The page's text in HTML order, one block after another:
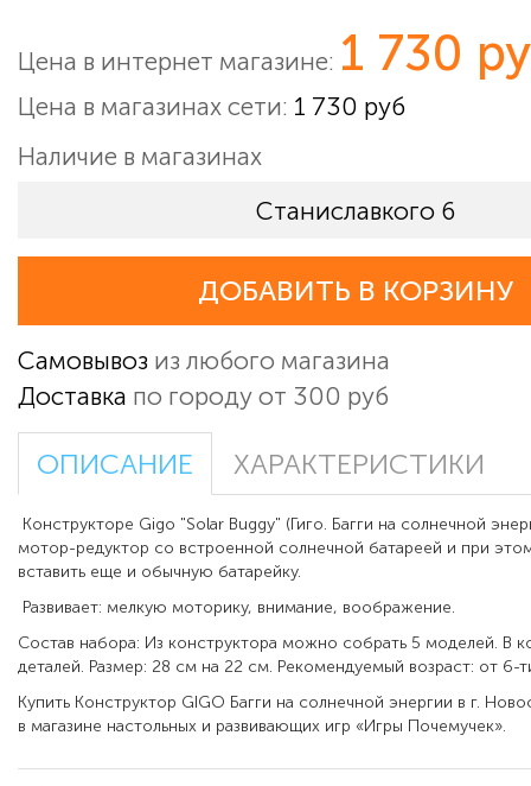
Цена в интернет магазине: 1 730
Цена в магазинах сети: 1 730 руб
Наличие в магазинах
Станиславкого 6
ДОБАВИТЬ В КОРЗИНУ
Самовывоз из любого магазина
Доставка по городу от 300 руб
ОПИСАНИЕ ХАРАКТЕРИСТИКИ
Конструкторе Gigo "Solar Buggy" (Гиго. Багги на солнечной
мотор-редуктор со встроенной солнечной батареей и при
вставить еще и обычную батарейку.
Развивает: мелкую моторику, внимание, воображение.
Состав набора: Из конструктора можно собрать 5 моделей. В
деталей. Размер: 28 см на 22 см. Рекомендуемый возраст: от 6-
Купить Конструктор GIGO Багги на солнечной энергии в г.
в магазине настольных и развивающих игр «Игры Почемучек».